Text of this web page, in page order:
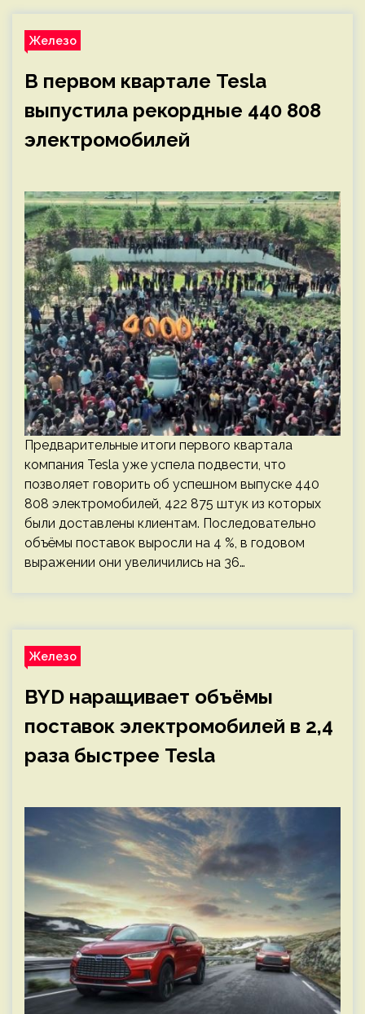
Железо
В первом квартале Tesla
выпустила рекордные 440 808
электромобилей
Предварительные итоги первого квартала
компания Tesla уже успела подвести, что
позволяет говорить об успешном выпуске 440
808 электромобилей, 422 875 штук из которых
были доставлены клиентам. Последовательно
объёмы поставок выросли на 4 %, в годовом
выражении они увеличились на 36…
Железо
BYD наращивает объёмы
поставок электромобилей в 2,4
раза быстрее Tesla